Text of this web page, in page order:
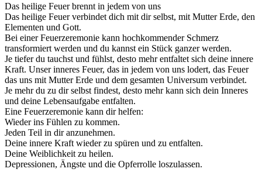
Das heilige Feuer brennt in jedem von uns
Das heilige Feuer verbindet dich mit dir selbst, mit Mutter Erde, den
Elementen und Gott.
Bei einer Feuerzeremonie kann hochkommender Schmerz
transformiert werden und du kannst ein Stück ganzer werden.
Je tiefer du tauchst und fühlst, desto mehr entfaltet sich deine innere
Kraft. Unser inneres Feuer, das in jedem von uns lodert, das Feuer
das uns mit Mutter Erde und dem gesamten Universum verbindet.
Je mehr du zu dir selbst findest, desto mehr kann sich dein Inneres
und deine Lebensaufgabe entfalten.
Eine Feuerzeremonie kann dir helfen:
Wieder ins Fühlen zu kommen.
Jeden Teil in dir anzunehmen.
Deine innere Kraft wieder zu spüren und zu entfalten.
Deine Weiblichkeit zu heilen.
Depressionen, Ängste und die Opferrolle loszulassen.